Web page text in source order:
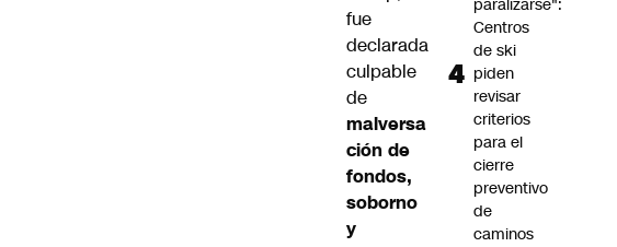
fue
declarada
culpable
de
malversa
ción de
fondos,
soborno
y
paralizarse":
Centros
de ski
piden
revisar
criterios
para el
cierre
preventivo
de
caminos